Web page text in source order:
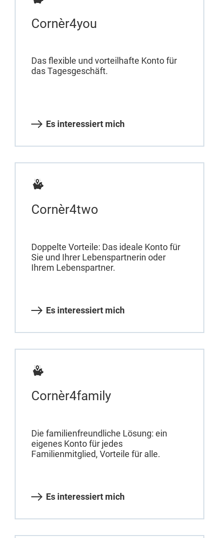
Cornèr4you
Das flexible und vorteilhafte Konto für
das Tagesgeschäft.
Es interessiert mich
Cornèr4two
Doppelte Vorteile: Das ideale Konto für
Sie und Ihrer Lebenspartnerin oder
Ihrem Lebenspartner.
Es interessiert mich
Cornèr4family
Die familienfreundliche Lösung: ein
eigenes Konto für jedes
Familienmitglied, Vorteile für alle.
Es interessiert mich